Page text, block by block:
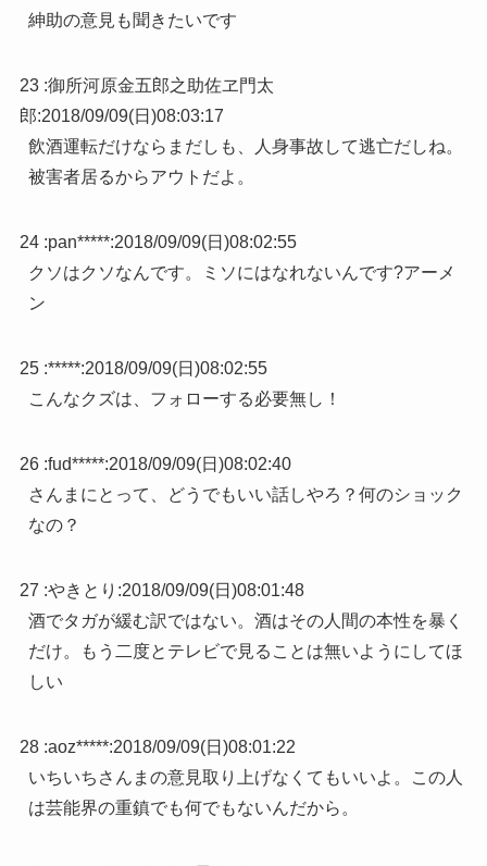
紳助の意見も聞きたいです
23 :御所河原金五郎之助佐ヱ門太
郎:2018/09/09(日)08:03:17
飲酒運転だけならまだしも、人身事故して逃亡だしね。
被害者居るからアウトだよ。
24 :pan*****:2018/09/09(日)08:02:55
クソはクソなんです。ミソにはなれないんです?アーメ
ン
25 :*****:2018/09/09(日)08:02:55
こんなクズは、フォローする必要無し！
26 :fud*****:2018/09/09(日)08:02:40
さんまにとって、どうでもいい話しやろ？何のショック
なの？
27 :やきとり :2018/09/09(日)08:01:48
酒でタガが緩む訳ではない。酒はその人間の本性を暴く
だけ。もう二度とテレビで見ることは無いようにしてほ
しい
28 :aoz*****:2018/09/09(日)08:01:22
いちいちさんまの意見取り上げなくてもいいよ。この人
は芸能界の重鎮でも何でもないんだから。